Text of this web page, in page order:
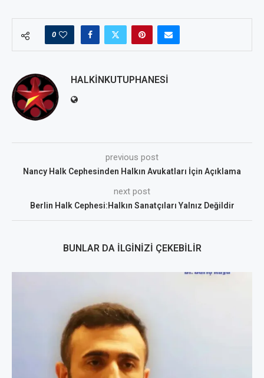
0
HALKINKUTUPHANESI
previous post
Nancy Halk Cephesinden Halkın Avukatları İçin Açıklama
next post
Berlin Halk Cephesi:Halkın Sanatçıları Yalnız Değildir
BUNLAR DA İLGINIZI ÇEKEBILIR